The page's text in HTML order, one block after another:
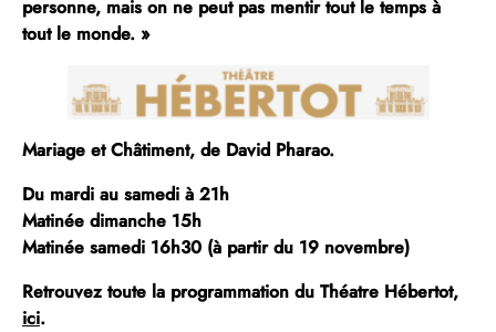
personne, mais on ne peut pas mentir tout le temps à
tout le monde. »
Mariage et Châtiment, de David Pharao.
Du mardi au samedi à 21h
Matinée dimanche 15h
Matinée samedi 16h30 (à partir du 19 novembre)
Retrouvez toute la programmation du Théatre Hébertot,
ici.